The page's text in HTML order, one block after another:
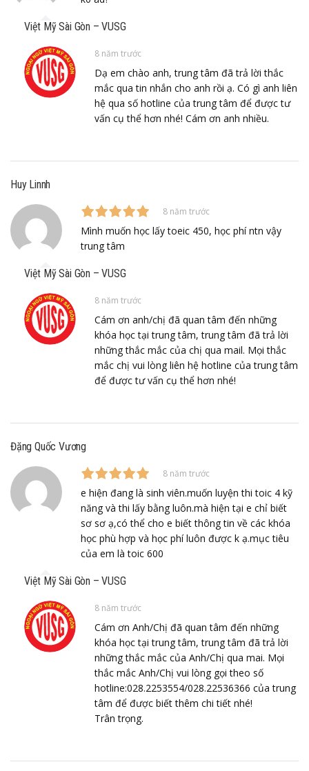
Việt Mỹ Sài Gòn – VUSG
8 năm trước
Dạ em chào anh, trung tâm đã trả lời thắc
mắc qua tin nhắn cho anh rồi ạ. Có gì anh liên
hệ qua số hotline của trung tâm để được tư
vấn cụ thể hơn nhé! Cám ơn anh nhiều.
Huy Linnh
8 năm trước
Mình muốn học lấy toeic 450, học phí ntn vậy
trung tâm
Việt Mỹ Sài Gòn – VUSG
8 năm trước
Cám ơn anh/chị đã quan tâm đến những
khóa học tại trung tâm, trung tâm đã trả lời
những thắc mắc của chị qua mail. Mọi thắc
mắc chị vui lòng liên hệ hotline của trung tâm
để được tư vấn cụ thể hơn nhé!
Đặng Quốc Vương
8 năm trước
e hiện đang là sinh viên.muốn luyện thi toic 4 kỹ
năng và thi lấy bằng luôn.mà hiện tại e chỉ biết
sơ sơ ạ,có thể cho e biết thông tin về các khóa
học phù hợp và học phí luôn được k ạ.mục tiêu
của em là toic 600
Việt Mỹ Sài Gòn – VUSG
8 năm trước
Cám ơn Anh/Chị đã quan tâm đến những
khóa học tại trung tâm, trung tâm đã trả lời
những thắc mắc của Anh/Chị qua mai. Mọi
thắc mắc Anh/Chị vui lòng gọi theo số
hotline:028.2253554/028.22536366 của trung
tâm để được biết thêm chi tiết nhé!
Trân trọng.